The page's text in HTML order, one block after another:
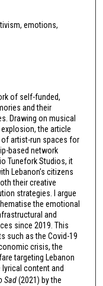
emotions,
of self-funded,
and their
Drawing on musical
the article
artist-run spaces for
based network
Tunefork Studios, it
Lebanon’s citizens
their creative
strategies. I argue
the emotional
and
since 2019. This
such as the Covid-19
crisis, the
targeting Lebanon
content and
Sad(2021) by the